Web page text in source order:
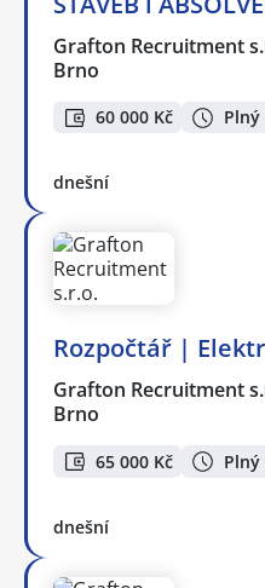
Grafton Recruitment
Brno
60 000 Kč Plný
dnešní
Rozpočtář |
Grafton Recruitment
Brno
65 000 Kč Plný
dnešní